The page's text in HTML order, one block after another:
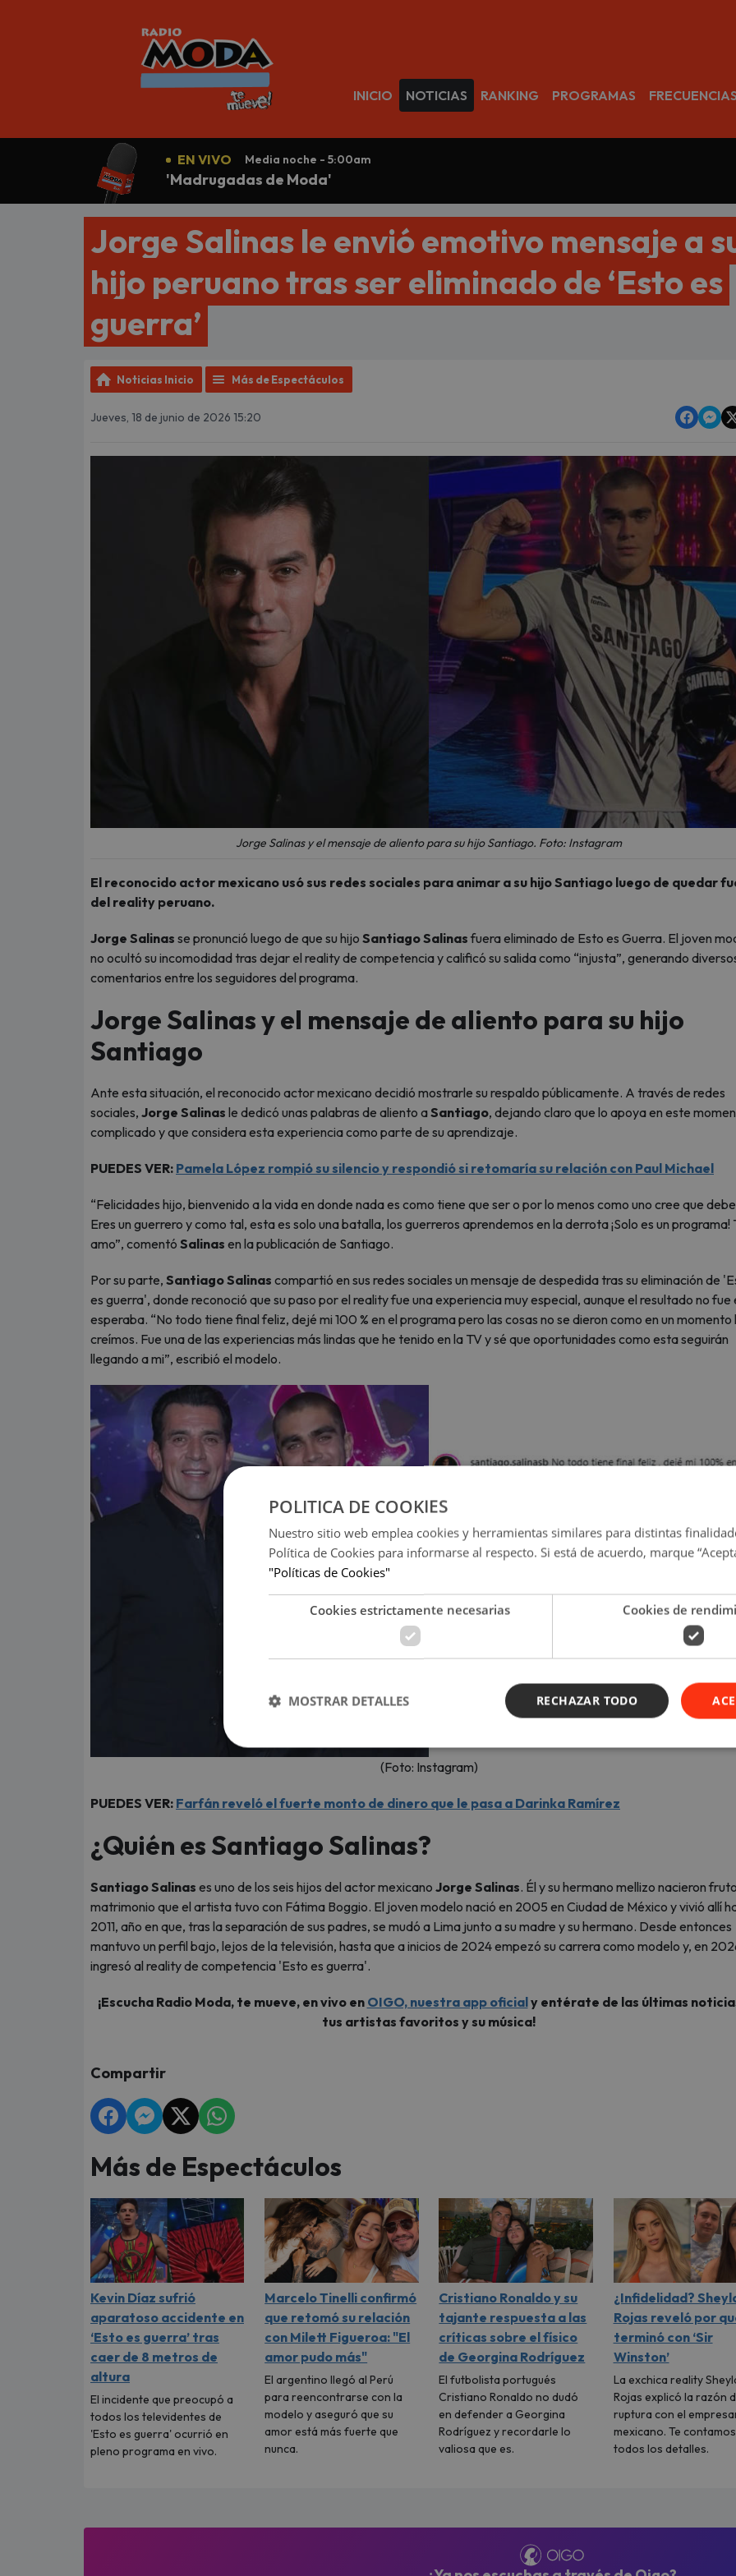
INICIO NOTICIAS RANKING PROGRAMAS FRECUENCIAS
EN VIVO Media noche - 5:00am
'Madrugadas de Moda'
Jorge Salinas le envió emotivo mensaje a
hijo peruano tras ser eliminado de ‘Esto es
guerra’
Noticias Inicio Más de Espectáculos
Jueves, 18 de junio de 2026 15:20
Jorge Salinas y el mensaje de aliento para su hijo Santiago. Foto: Instagram
El reconocido actor mexicano usó sus redes sociales para animar a su hijo Santiago luego de quedar
del reality peruano.
Jorge Salinas se pronunció luego de que su hijo Santiago Salinasfuera eliminado de Esto es Guerra. El joven
no ocultó su incomodidad tras dejar el reality de competencia y calificó su salida como “injusta”, generando
comentarios entre los seguidores del programa.
Jorge Salinas y el mensaje de aliento para su hijo
Santiago
Ante esta situación, el reconocido actor mexicano decidió mostrarle su respaldo públicamente. A través de redes
sociales, Jorge Salinas le dedicó unas palabras de aliento aSantiago, dejando claro que lo apoya en este
complicado y que considera esta experiencia como parte de su aprendizaje.
PUEDES VER: Pamela López rompió su silencio y respondió si retomaría su relación con Paul Michael
“Felicidades hijo, bienvenido a la vida en donde nada es como tiene que ser o por lo menos como uno cree que
Eres un guerrero y como tal, esta es solo una batalla, los guerreros aprendemos en la derrota ¡Solo es un programa!
amo”, comentó Salinas en la publicación de Santiago.
Por su parte, Santiago Salinas compartió en sus redes sociales un mensaje de despedida tras su eliminación de
es guerra', donde reconoció que su paso por el reality fue una experiencia muy especial, aunque el resultado no fue
esperaba. “No todo tiene final feliz, dejé mi 100 % en el programa pero las cosas no se dieron como en un momento
creímos. Fue una de las experiencias más lindas que he tenido en la TV y sé que oportunidades como esta seguirán
llegando a mi”, escribió el modelo.
(Foto: Instagram)
PUEDES VER: Farfán reveló el fuerte monto de dinero que le pasa a Darinka Ramírez
¿Quién es Santiago Salinas?
Santiago Salinas es uno de los seis hijos del actor mexicano Jorge Salinas. Él y su hermano mellizo nacieron
matrimonio que el artista tuvo con Fátima Boggio. El joven modelo nació en 2005 en Ciudad de México y vivió allí
2011, año en que, tras la separación de sus padres, se mudó a Lima junto a su madre y su hermano. Desde entonces
mantuvo un perfil bajo, lejos de la televisión, hasta que a inicios de 2024 empezó su carrera como modelo y, en
ingresó al reality de competencia 'Esto es guerra'.
¡Escucha Radio Moda, te mueve, en vivo en OIGO, nuestra app oficialy entérate de las últimas
tus artistas favoritos y su música!
Compartir
Más de Espectáculos
Kevin Díaz sufrió
aparatoso accidente en
‘Esto es guerra’ tras
caer de 8 metros de
altura
El incidente que preocupó a
todos los televidentes de
'Esto es guerra' ocurrió en
pleno programa en vivo.
Marcelo Tinelli confirmó
que retomó su relación
con Milett Figueroa: "El
amor pudo más"
El argentino llegó al Perú
para reencontrarse con la
modelo y aseguró que su
amor está más fuerte que
nunca.
Cristiano Ronaldo y su
tajante respuesta a las
críticas sobre el físico
de Georgina Rodríguez
El futbolista portugués
Cristiano Ronaldo no dudó
en defender a Georgina
Rodríguez y recordarle lo
valiosa que es.
¿Infidelidad?
Rojas reveló por
terminó con ‘Sir
Winston’
La exchica reality
Rojas explicó la razón
ruptura con el
mexicano. Te contamos
todos los detalles.
POLITICA DE COOKIES
Nuestro sitio web emplea cookies y herramientas similares para distintas
Política de Cookies para informarse al respecto. Si está de acuerdo, marque
"Políticas de Cookies"
Cookies estrictamente necesarias Cookies de
RECHAZAR TODO
MOSTRAR DETALLES